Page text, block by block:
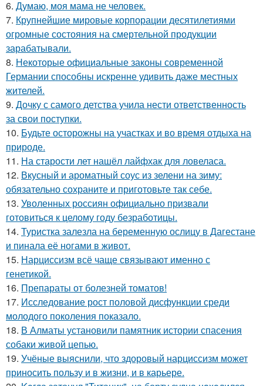
6. Думаю, моя мама не человек.
7. Крупнейшие мировые корпорации десятилетиями
огромные состояния на смертельной продукции
зарабатывали.
8. Некоторые официальные законы современной
Германии способны искренне удивить даже местных
жителей.
9. Дочку с самого детства учила нести ответственность
за свои поступки.
10. Будьте осторожны на участках и во время отдыха на
природе.
11. На старости лет нашёл лайфхак для ловеласа.
12. Вкусный и ароматный соус из зелени на зиму:
обязательно сохраните и приготовьте так себе.
13. Уволенных россиян официально призвали
готовиться к целому году безработицы.
14. Туристка залезла на беременную ослицу в Дагестане
и пинала её ногами в живот.
15. Нарциссизм всё чаще связывают именно с
генетикой.
16. Препараты от болезней томатов!
17. Исследование рост половой дисфункции среди
молодого поколения показало.
18. В Алматы установили памятник истории спасения
собаки живой цепью.
19. Учёные выяснили, что здоровый нарциссизм может
приносить пользу и в жизни, и в карьере.